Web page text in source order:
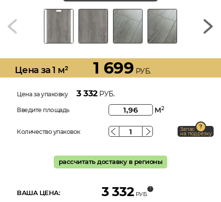
Цена за 1 м² 1 699 РУБ.
Цена за упаковку 3 332РУБ.
Введите площадь м2
Количество упаковок Запас
на подрезку
рассчитать доставку в регионы
ВАША ЦЕНА: 3 332 РУБ.